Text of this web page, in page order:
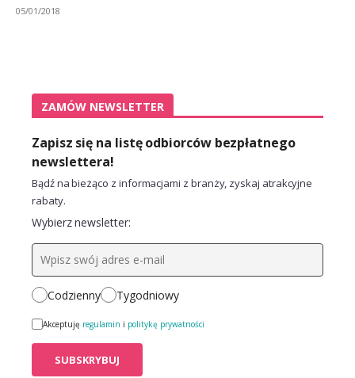
05/01/2018
ZAMÓW NEWSLETTER
Zapisz się na listę odbiorców bezpłatnego
newslettera!
Bądź na bieżąco z informacjami z branży, zyskaj atrakcyjne
rabaty.
Wybierz newsletter:
Codzienny Tygodniowy
Akceptuję regulamin i politykę prywatności